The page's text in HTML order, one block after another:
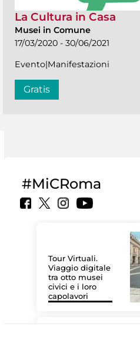
La Cultura in Casa
Musei in Comune
17/03/2020 - 30/06/2021
Evento|Manifestazioni
Gratis
#MiCRoma
Tour Virtuali.
Viaggio digitale
tra otto musei
civici e i loro
capolavori